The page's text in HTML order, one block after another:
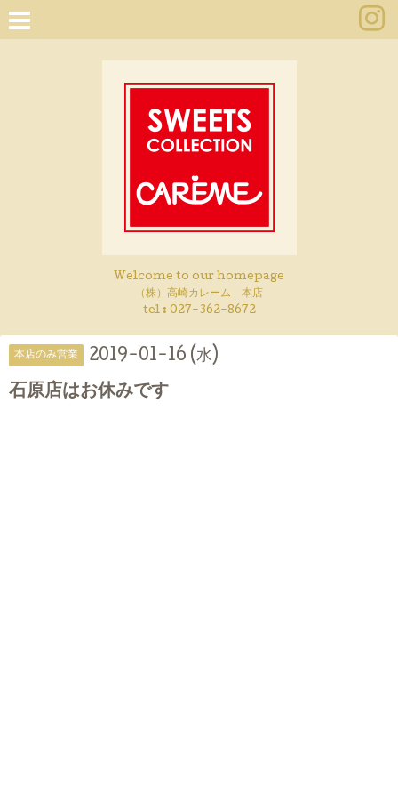
Welcome to our homepage
（株）高崎カレーム 本店
tel : 027-362-8672
本店のみ営業 2019-01-16 (水)
石原店はお休みです